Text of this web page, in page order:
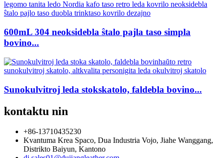
600mL 304 neoksidebla ŝtalo pajla taso simpla
bovino...
Sunokulvitroj leda stokskatolo, faldebla bovino...
kontaktu nin
+86-13710435230
Kvantuma Krea Spaco, Dua Industria Vojo, Jiahe Wanggang,
Distrikto Baiyun, Kantono